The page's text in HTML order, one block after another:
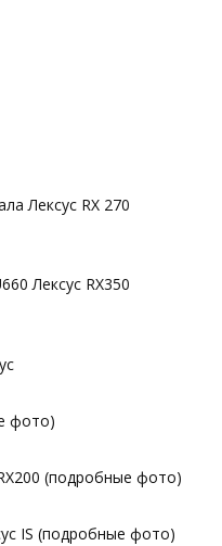
Лексус RX 270
Лексус RX350
фото)
(подробные фото)
IS (подробные фото)